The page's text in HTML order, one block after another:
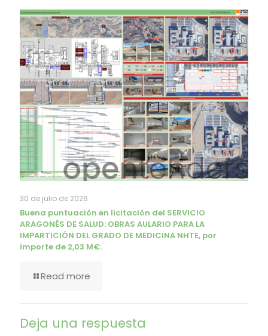
30 de julio de 2026
Buena puntuación en licitación del SERVICIO
ARAGONÉS DE SALUD: OBRAS AULARIO PARA LA
IMPARTICIÓN DEL GRADO DE MEDICINA NHTE, por
importe de 2,03 M€.
Read more
Deja una respuesta